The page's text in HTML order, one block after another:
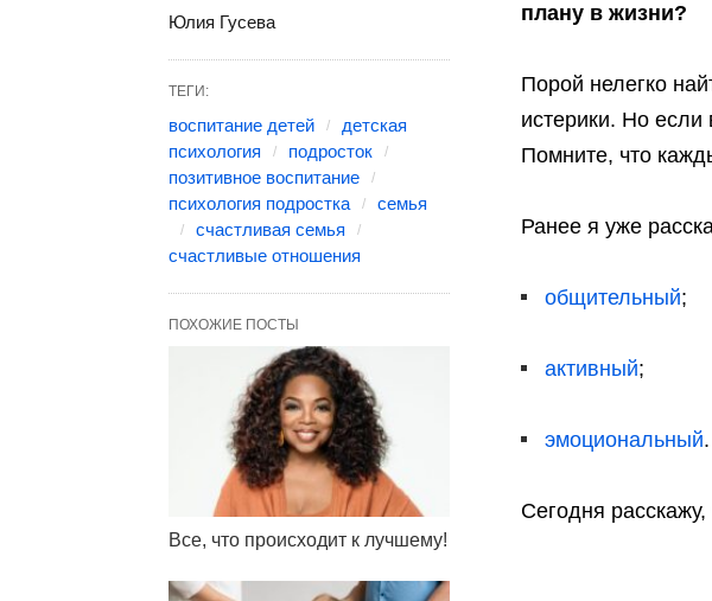
плану в жизни?
Порой нелегко
истерики. Но если
Помните, что
Ранее я уже
общительный;
активный;
эмоциональный.
Сегодня
Юлия Гусева
ТЕГИ:
воспитание детей
детская
психология
подросток
позитивное воспитание
психология подростка
семья
счастливая семья
счастливые отношения
ПОХОЖИЕ ПОСТЫ
Все, что происходит к лучшему!